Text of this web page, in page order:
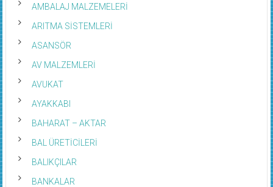
AMBALAJ MALZEMELERİ
ARITMA SİSTEMLERİ
ASANSÖR
AV MALZEMLERİ
AVUKAT
AYAKKABI
BAHARAT – AKTAR
BAL ÜRETİCİLERİ
BALIKÇILAR
BANKALAR